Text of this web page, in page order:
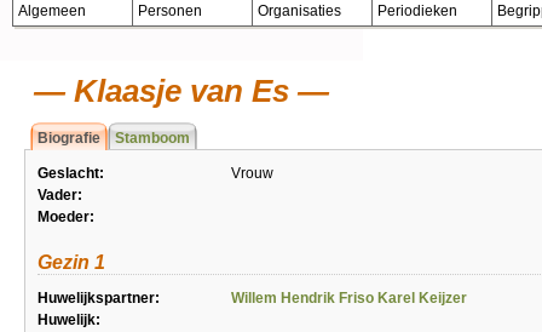
Algemeen Personen Organisaties Periodieken
Klaasje van Es
Biografie Stamboom
Geslacht:
Vrouw
Vader:
Moeder:
Gezin 1
Huwelijkspartner:
Willem Hendrik Friso Karel Keijzer
Huwelijk: